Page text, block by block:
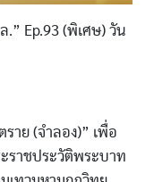
.” Ep.93 (พิเศษ) วัน
าย (จำลอง)” เพื่อ
ราชประวัติพระบาท